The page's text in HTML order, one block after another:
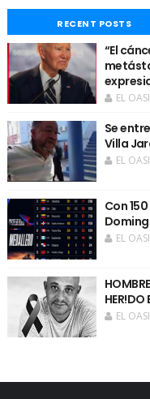
RECENT POSTS
“El
EL
Se
Villa
EL
Con
EL
HER!DO
EL